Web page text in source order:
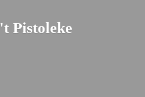
't Pistoleke